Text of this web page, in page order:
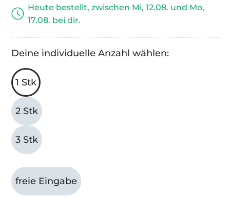
Heute bestellt, zwischen Mi, 12.08. und Mo,
17.08. bei dir.
Deine individuelle Anzahl wählen:
1 Stk
2 Stk
3 Stk
freie Eingabe